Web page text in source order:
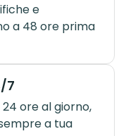
e
a 48 ore prima
7
ore al giorno,
a tua